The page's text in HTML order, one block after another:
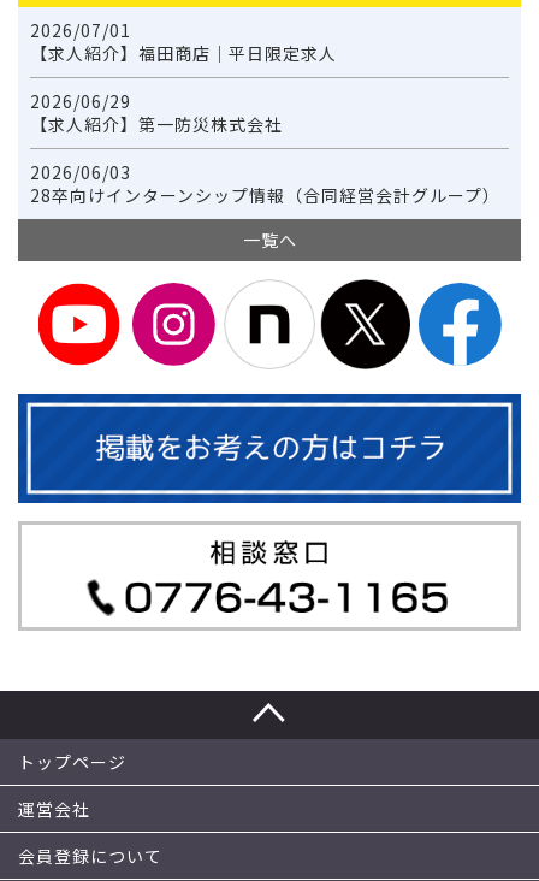
2026/07/01
【求人紹介】福田商店｜平日限定求人
2026/06/29
【求人紹介】第一防災株式会社
2026/06/03
28卒向けインターンシップ情報（合同経営会計グループ）
一覧へ
トップページ
運営会社
会員登録について